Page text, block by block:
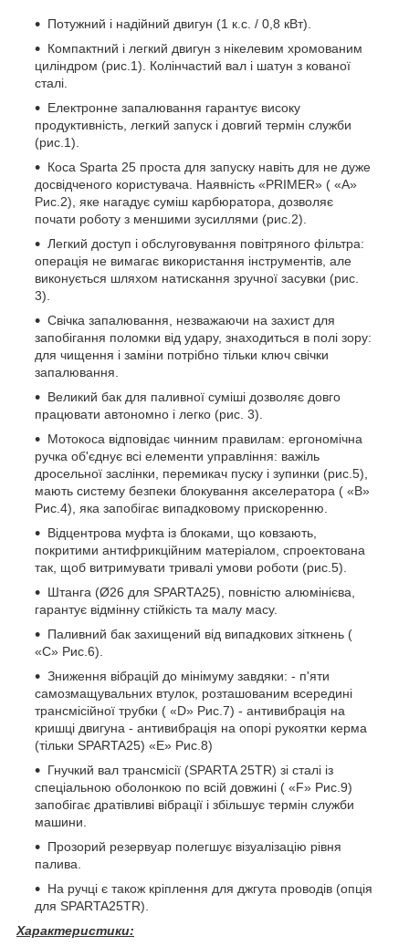
Потужний і надійний двигун (1 к.с. / 0,8 кВт).
Компактний і легкий двигун з нікелевим хромованим
циліндром (рис.1). Колінчастий вал і шатун з кованої
сталі.
Електронне запалювання гарантує високу
продуктивність, легкий запуск і довгий термін служби
(рис.1).
Коса Sparta 25 проста для запуску навіть для не дуже
досвідченого користувача. Наявність «PRIMER» ( «A»
Рис.2), яке нагадує суміш карбюратора, дозволяє
почати роботу з меншими зусиллями (рис.2).
Легкий доступ і обслуговування повітряного фільтра:
операція не вимагає використання інструментів, але
виконується шляхом натискання зручної засувки (рис.
3).
Свічка запалювання, незважаючи на захист для
запобігання поломки від удару, знаходиться в полі зору:
для чищення і заміни потрібно тільки ключ свічки
запалювання.
Великий бак для паливної суміші дозволяє довго
працювати автономно і легко (рис. 3).
Мотокоса відповідає чинним правилам: ергономічна
ручка об'єднує всі елементи управління: важіль
дросельної заслінки, перемикач пуску і зупинки (рис.5),
мають систему безпеки блокування акселератора ( «B»
Рис.4), яка запобігає випадковому прискоренню.
Відцентрова муфта із блоками, що ковзають,
покритими антифрикційним матеріалом, спроектована
так, щоб витримувати тривалі умови роботи (рис.5).
Штанга (Ø26 для SPARTA25), повністю алюмінієва,
гарантує відмінну стійкість та малу масу.
Паливний бак захищений від випадкових зіткнень (
«C» Рис.6).
Зниження вібрацій до мінімуму завдяки: - п'яти
самозмащувальних втулок, розташованим всередині
трансмісійної трубки ( «D» Рис.7) - антивибрація на
кришці двигуна - антивибрація на опорі рукоятки керма
(тільки SPARTA25) «E» Рис.8)
Гнучкий вал трансмісії (SPARTA 25TR) зі сталі із
спеціальною оболонкою по всій довжині ( «F» Рис.9)
запобігає дратівливі вібрації і збільшує термін служби
машини.
Прозорий резервуар полегшує візуалізацію рівня
палива.
На ручці є також кріплення для джгута проводів (опція
для SPARTA25TR).
Характеристики: